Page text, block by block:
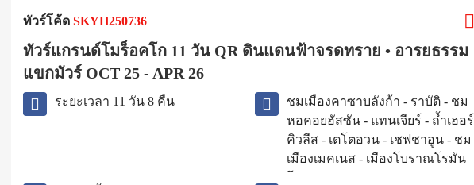
ทัวร์โค้ด SKYH250736
ทัวร์แกรนด์โมร็อคโก 11 วัน QR ดินแดนฟ้าจรดทราย • อารยธรรม
แขกมัวร์ OCT 25 - APR 26
ระยะเวลา 11 วัน 8 คืน
ชมเมืองคาซาบลังก้า - ราบัติ - ชม
หอคอยฮัสซัน - แทนเจียร์ - ถ้ำเฮอร์
คิวลีส - เตโตอวน - เชฟชาอูน - ชม
เมืองเมคเนส - เมืองโบราณโรมัน